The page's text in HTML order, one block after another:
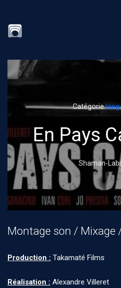
Catégorie
En Pays
Shaman-
Montage son / Mixage
Production : Takamaté Films
Réalisation : Alexandre Villeret